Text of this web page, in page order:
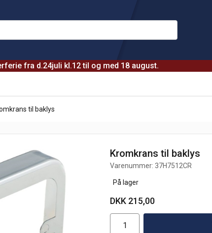
fra d.24juli kl.12 til og med 18 august.
til baklys
Kromkrans til baklys
Varenummer:37H7512CR
På lager
DKK 215,00